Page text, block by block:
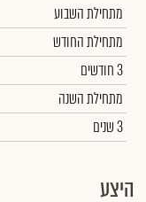
מתחילת השבוע
מתחילת החודש
3 חודשים
מתחילת השנה
3 שנים
היצע